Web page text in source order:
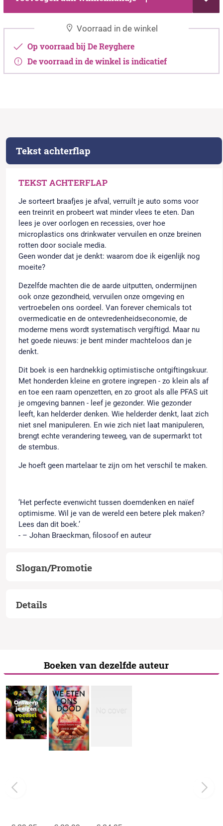
Voorraad in de winkel
Op voorraad bij De Reyghere
De voorraad in de winkel is indicatief
Tekst achterflap
TEKST ACHTERFLAP
Je sorteert braafjes je afval, verruilt je auto soms voor
een treinrit en probeert wat minder vlees te eten. Dan
lees je over oorlogen en recessies, over hoe
microplastics ons drinkwater vervuilen en onze breinen
rotten door sociale media.
Geen wonder dat je denkt: waarom doe ik eigenlĳk nog
moeite?
Dezelfde machten die de aarde uitputten, ondermijnen
ook onze gezondheid, vervuilen onze omgeving en
vertroebelen ons oordeel. Van forever chemicals tot
overmedicatie en de ontevredenheidseconomie, de
moderne mens wordt systematisch vergiftigd. Maar nu
het goede nieuws: je bent minder machteloos dan je
denkt.
Dit boek is een hardnekkig optimistische ontgiftingskuur.
Met honderden kleine en grotere ingrepen - zo klein als af
en toe een raam openzetten, en zo groot als alle PFAS uit
je omgeving bannen - leef je gezonder. Wie gezonder
leeft, kan helderder denken. Wie helderder denkt, laat zich
niet snel manipuleren. En wie zich niet laat manipuleren,
brengt echte verandering teweeg, van de supermarkt tot
de stembus.
Je hoeft geen martelaar te zijn om het verschil te maken.
‘Het perfecte evenwicht tussen doemdenken en naïef
optimisme. Wil je van de wereld een betere plek maken?
Lees dan dit boek.’
- – Johan Braeckman, ﬁlosoof en auteur
Slogan/Promotie
Details
Boeken van dezelfde auteur